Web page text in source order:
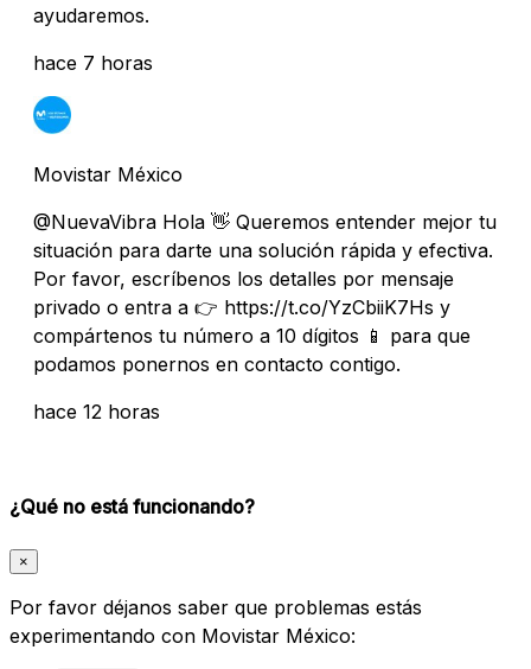
ayudaremos.
hace 7 horas
Movistar México
@NuevaVibra Hola 👋 Queremos entender mejor tu
situación para darte una solución rápida y efectiva.
Por favor, escríbenos los detalles por mensaje
privado o entra a 👉 https://t.co/YzCbiiK7Hs y
compártenos tu número a 10 dígitos 📱 para que
podamos ponernos en contacto contigo.
hace 12 horas
¿Qué no está funcionando?
×
Por favor déjanos saber que problemas estás
experimentando con Movistar México: